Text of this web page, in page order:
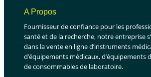
A Propos
Fournisseur de confiance pour les
santé et de la recherche, notre entreprise
dans la vente en ligne d’instruments
d’équipements médicaux, d’équipements
de consommables de laboratoire.